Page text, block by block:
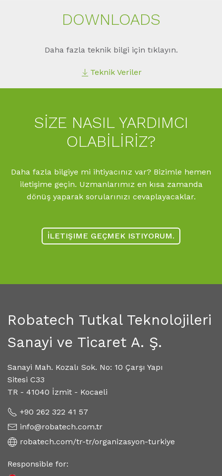
DOWNLOADS
Daha fazla teknik bilgi için tıklayın.
Teknik Veriler
SIZE NASIL YARDIMCI
OLABILIRIZ?
Daha fazla bilgiye mi ihtiyacınız var? Bizimle hemen
iletişime geçin. Uzmanlarımız en kısa zamanda
dönüş yaparak sorularınızı cevaplayacaklar.
İLETIŞIME GEÇMEK ISTIYORUM.
Robatech Tutkal Teknolojileri
Sanayi ve Ticaret A. Ş.
Sanayi Mah. Kozalı Sok. No: 10 Çarşı Yapı
Sitesi C33
TR - 41040 İzmit - Kocaeli
+90 262 322 41 57
info@robatech.com.tr
robatech.com/tr-tr/organizasyon-turkiye
Responsible for: